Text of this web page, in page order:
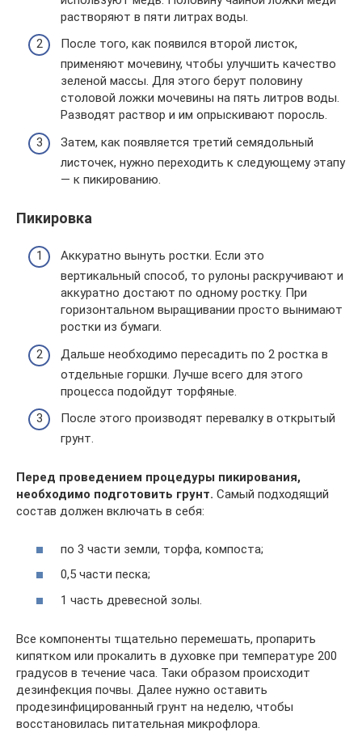
растворяют в пяти литрах воды.
После того, как появился второй листок,
применяют мочевину, чтобы улучшить качество
зеленой массы. Для этого берут половину
столовой ложки мочевины на пять литров воды.
Разводят раствор и им опрыскивают поросль.
Затем, как появляется третий семядольный
листочек, нужно переходить к следующему этапу
— к пикированию.
Пикировка
Аккуратно вынуть ростки. Если это
вертикальный способ, то рулоны раскручивают и
аккуратно достают по одному ростку. При
горизонтальном выращивании просто вынимают
ростки из бумаги.
Дальше необходимо пересадить по 2 ростка в
отдельные горшки. Лучше всего для этого
процесса подойдут торфяные.
После этого производят перевалку в открытый
грунт.
Перед проведением процедуры пикирования,
необходимо подготовить грунт. Самый подходящий
состав должен включать в себя:
по 3 части земли, торфа, компоста;
0,5 части песка;
1 часть древесной золы.
Все компоненты тщательно перемешать, пропарить
кипятком или прокалить в духовке при температуре 200
градусов в течение часа. Таки образом происходит
дезинфекция почвы. Далее нужно оставить
продезинфицированный грунт на неделю, чтобы
восстановилась питательная микрофлора.